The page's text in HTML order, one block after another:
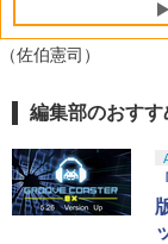
（佐伯憲司）
編集部のおすす